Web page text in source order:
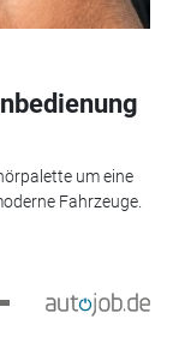
um eine
Fahrzeuge.